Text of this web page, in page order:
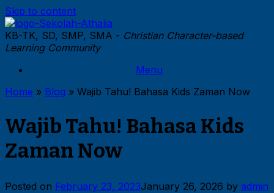
Skip to content
KB-TK, SD, SMP, SMA - Christian Character-based
Learning Community
Menu
Home » Blog » Wajib Tahu! Bahasa Kids Zaman Now
Wajib Tahu! Bahasa Kids
Zaman Now
Posted on February 23, 2023January 26, 2026 by admin